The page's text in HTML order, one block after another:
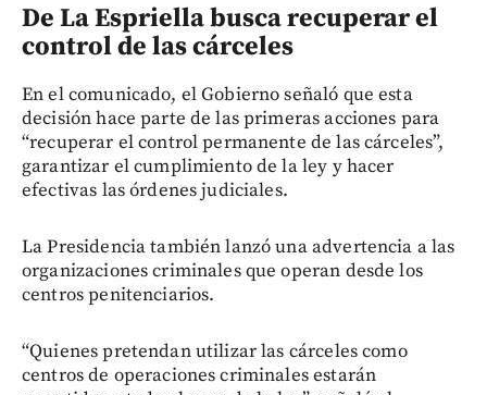
De La Espriella busca recuperar el
control de las cárceles
En el comunicado, el Gobierno señaló que esta
decisión hace parte de las primeras acciones para
“recuperar el control permanente de las cárceles”,
garantizar el cumplimiento de la ley y hacer
efectivas las órdenes judiciales.
La Presidencia también lanzó una advertencia a las
organizaciones criminales que operan desde los
centros penitenciarios.
“Quienes pretendan utilizar las cárceles como
centros de operaciones criminales estarán